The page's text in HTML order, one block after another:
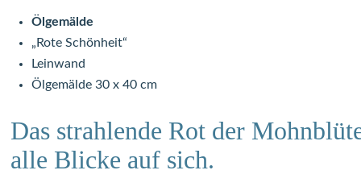
Ölgemälde
„Rote Schönheit“
Leinwand
Ölgemälde 30 x 40 cm
Das strahlende Rot der
alle Blicke auf sich.